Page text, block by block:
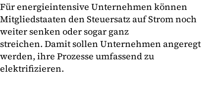
Für energieintensive Unternehmen können
Mitgliedstaaten den Steuersatz auf Strom noch
weiter senken oder sogar ganz
streichen. Damit sollen Unternehmen angeregt
werden, ihre Prozesse umfassend zu
elektrifizieren.